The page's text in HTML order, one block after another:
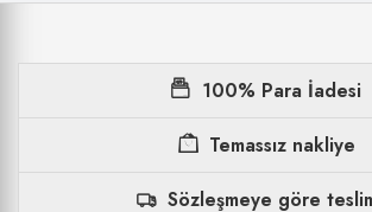
100% Para İadesi
Temassız nakliye
Sözleşmeye göre